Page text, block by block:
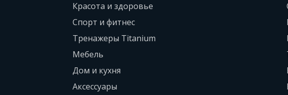
Красота и здоровье
Спорт и фитнес
Тренажеры Titanium
Мебель
Дом и кухня
Аксессуары